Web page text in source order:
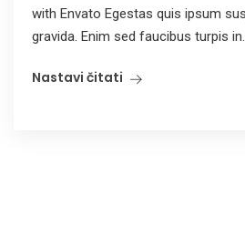
with Envato Egestas quis ipsum
gravida. Enim sed faucibus turpis
Nastavi čitati